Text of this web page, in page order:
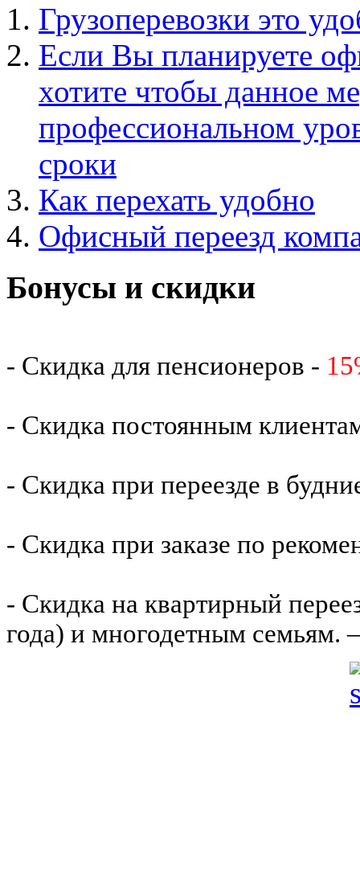
Грузоперевозки это
Если Вы планируете
хотите чтобы данное
профессиональном
сроки
Как перехать удобно
Офисный переезд
Бонусы и скидки
- Скидка для пенсионеров -
- Скидка постоянным
- Скидка при переезде в
- Скидка при заказе по
- Скидка на квартирный
года) и многодетным семьям.